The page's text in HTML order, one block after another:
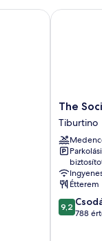
The
Social
Hub
Rome
Tiburtino
The
Tiburtino
Étterem
9.2
ennyiből:
9,2
788
The Social